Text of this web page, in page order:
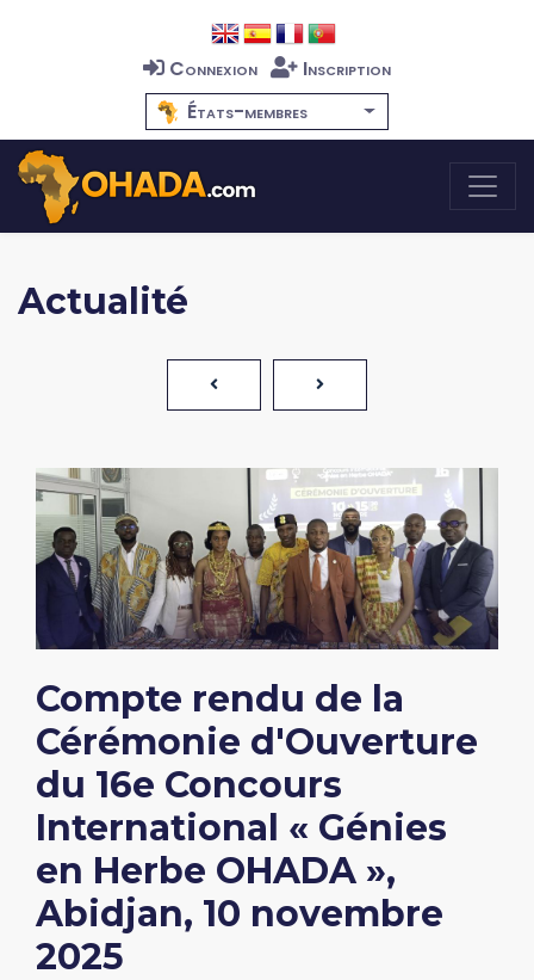
Connexion
Inscription
États-membres
Actualité
Compte rendu de la
Cérémonie d'Ouverture
du 16e Concours
International « Génies
en Herbe OHADA »,
Abidjan, 10 novembre
2025